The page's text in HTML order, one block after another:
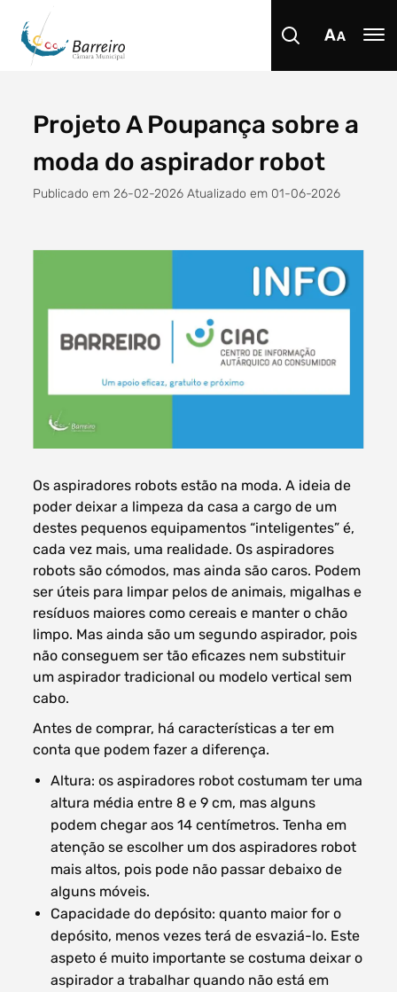
Procurar
Tipo de conteúdo
Filtro dos anos
Filtros dos meses
data
procurar
Projeto A Poupança sobre a
moda do aspirador robot
Publicado em 26-02-2026 Atualizado em 01-06-2026
Os aspiradores robots estão na moda. A ideia de
poder deixar a limpeza da casa a cargo de um
destes pequenos equipamentos “inteligentes” é,
cada vez mais, uma realidade. Os aspiradores
robots são cómodos, mas ainda são caros. Podem
ser úteis para limpar pelos de animais, migalhas e
resíduos maiores como cereais e manter o chão
limpo. Mas ainda são um segundo aspirador, pois
não conseguem ser tão eficazes nem substituir
um aspirador tradicional ou modelo vertical sem
cabo.
Antes de comprar, há características a ter em
conta que podem fazer a diferença.
Altura: os aspiradores robot costumam ter uma
altura média entre 8 e 9 cm, mas alguns
podem chegar aos 14 centímetros. Tenha em
atenção se escolher um dos aspiradores robot
mais altos, pois pode não passar debaixo de
alguns móveis.
Capacidade do depósito: quanto maior for o
depósito, menos vezes terá de esvaziá-lo. Este
aspeto é muito importante se costuma deixar o
aspirador a trabalhar quando não está em